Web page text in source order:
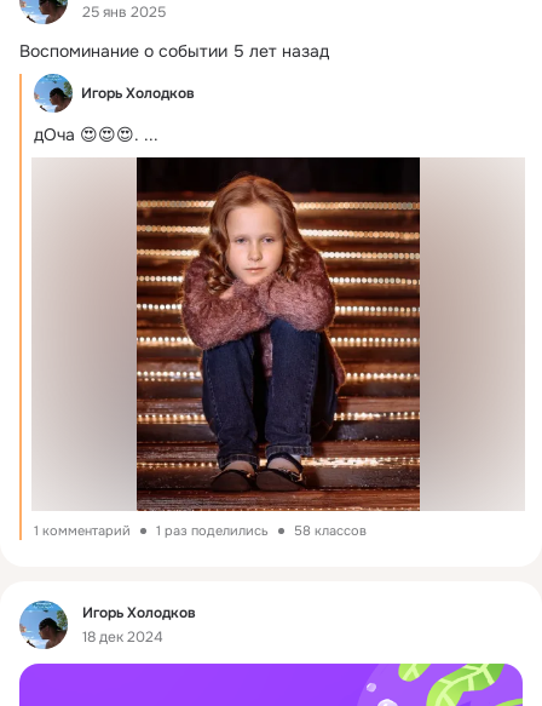
25 янв 2025
Воспоминание о событии 5 лет назад
Игорь Холодков
дОча 😍😍😍. ...
1 комментарий 1 раз поделились 58 классов
Фид
Игорь Холодков
18 дек 2024